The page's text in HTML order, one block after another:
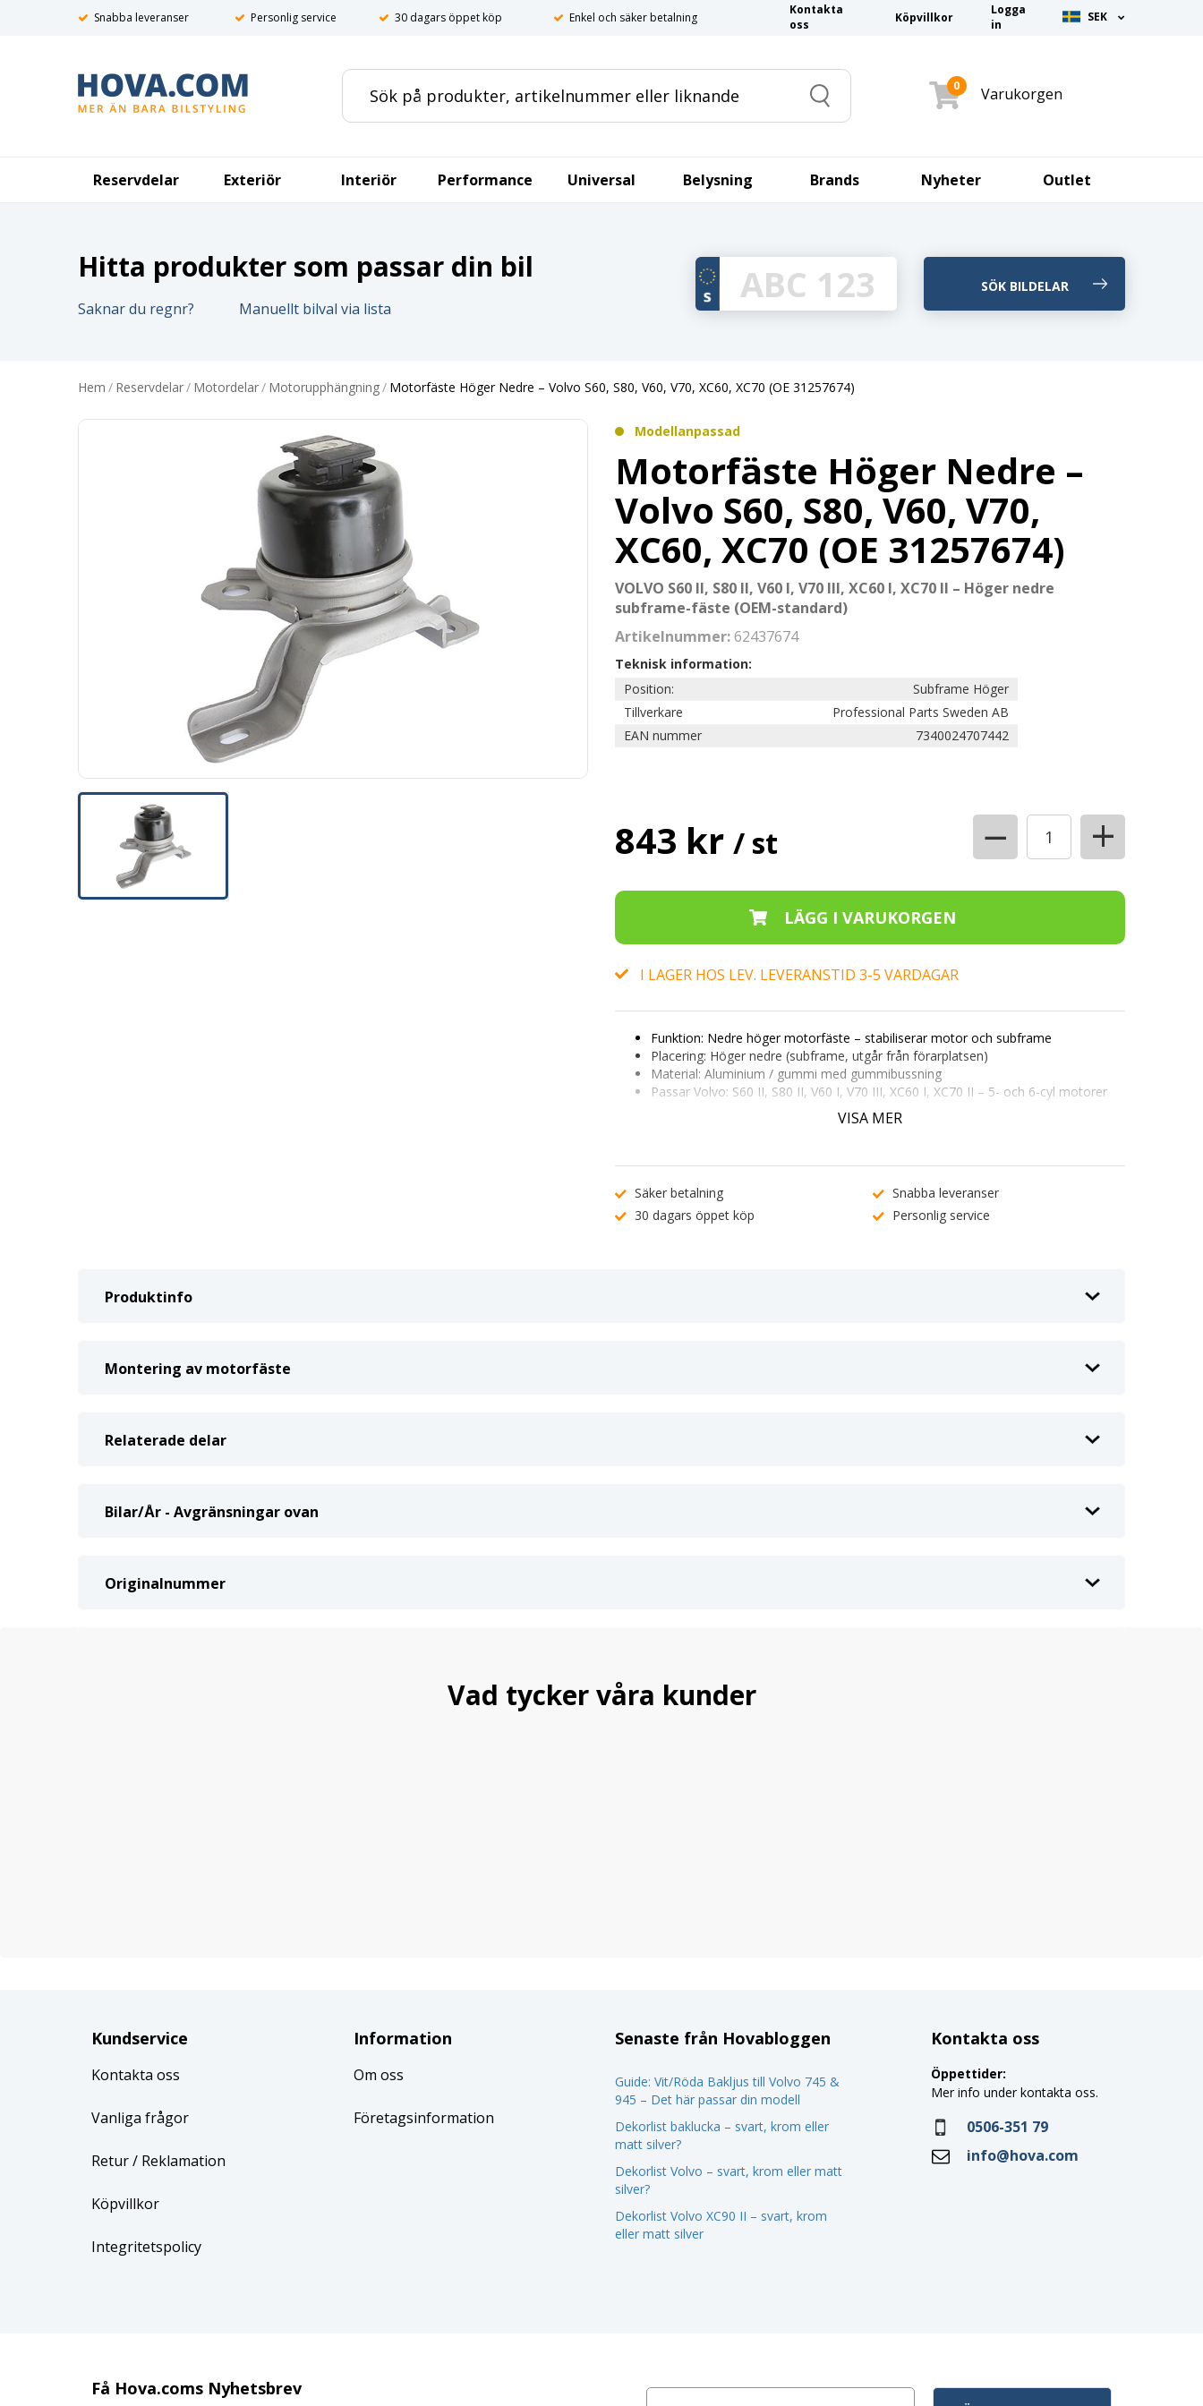
Snabba leveranser Personlig service 30 dagars öppet köp Enkel och säker betalning
Kontakta
oss
Köpvillkor
Logga
in
SEK
Search
0 Varukorgen
Reservdelar Exteriör Interiör Performance Universal Belysning Brands Nyheter Outlet
Hitta produkter som passar din bil
Saknar du regnr? Manuellt bilval via lista
Hem / Reservdelar/ Motordelar/ Motorupphängning/ Motorfäste Höger Nedre – Volvo S60, S80, V60, V70, XC60, XC70 (OE 31257674)
Modellanpassad
Motorfäste Höger Nedre –
Volvo S60, S80, V60, V70,
XC60, XC70 (OE 31257674)
VOLVO S60 II, S80 II, V60 I, V70 III, XC60 I, XC70 II – Höger nedre
subframe-fäste (OEM-standard)
Artikelnummer:62437674
Teknisk information:
Position:
Subframe Höger
Tillverkare
Professional Parts Sweden AB
EAN nummer
7340024707442
843 kr / st − +
I LAGER HOS LEV. LEVERANSTID 3-5 VARDAGAR
Funktion: Nedre höger motorfäste – stabiliserar motor och subframe
Placering: Höger nedre (subframe, utgår från förarplatsen)
Material: Aluminium / gummi med gummibussning
Passar Volvo: S60 II, S80 II, V60 I, V70 III, XC60 I, XC70 II – 5- och 6-cyl motorer
7340024707442
Engine (hybrid).
Skriv in registreringsnumret för att kontrollera passform eller kontakta vår
VISA MER
Säker betalning
Snabba leveranser
30 dagars öppet köp
Personlig service
Produktinfo
Montering av motorfäste
Relaterade delar
Bilar/År - Avgränsningar ovan
Originalnummer
Vad tycker våra kunder
Kundservice
Kontakta oss
Vanliga frågor
Retur/ Reklamation
Köpvillkor
Integritetspolicy
Information
Om oss
Företagsinformation
Senaste från Hovabloggen
Guide: Vit/Röda Bakljus till Volvo 745 &
945 – Det här passar din modell
Dekorlist baklucka – svart, krom eller
matt silver?
Dekorlist Volvo – svart, krom eller matt
silver?
Dekorlist Volvo XC90 II – svart, krom
eller matt silver
Kontakta oss
Öppettider:
Mer info under kontakta oss.
0506-351 79
info@hova.com
Få Hova.coms Nyhetsbrev